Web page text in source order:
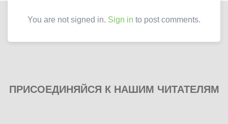
You are not signed in. Sign in to post comments.
ПРИСОЕДИНЯЙСЯ К НАШИМ ЧИТАТЕЛЯМ